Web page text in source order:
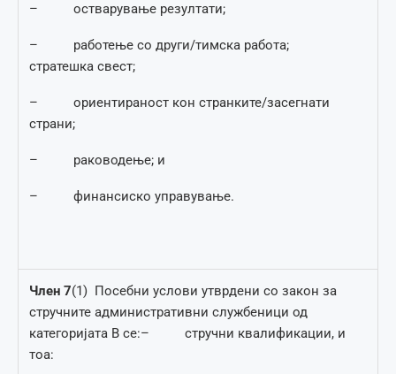
– остварување резултати;
– работење со други/тимска работа;
стратешка свест;
– ориентираност кон странките/засегнати
страни;
– раководење; и
– финансиско управување.
Член 7(1) Посебни услови утврдени со закон за
стручните административни службеници од
категоријата В се:– стручни квалификации, и
тоа: